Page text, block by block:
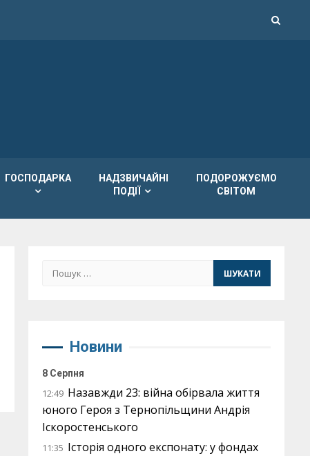
ГОСПОДАРКА
НАДЗВИЧАЙНІ
ПОДІЇ
ПОДОРОЖУЄМО
СВІТОМ
Пошук:
Новини
8 Серпня
12:49 Назавжди 23: війна обірвала життя
юного Героя з Тернопільщини Андрія
Іскоростенського
11:35 Історія одного експонату: у фондах